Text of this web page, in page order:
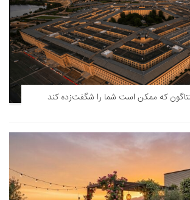
که ممکن است شما را شگفت‌زده کند